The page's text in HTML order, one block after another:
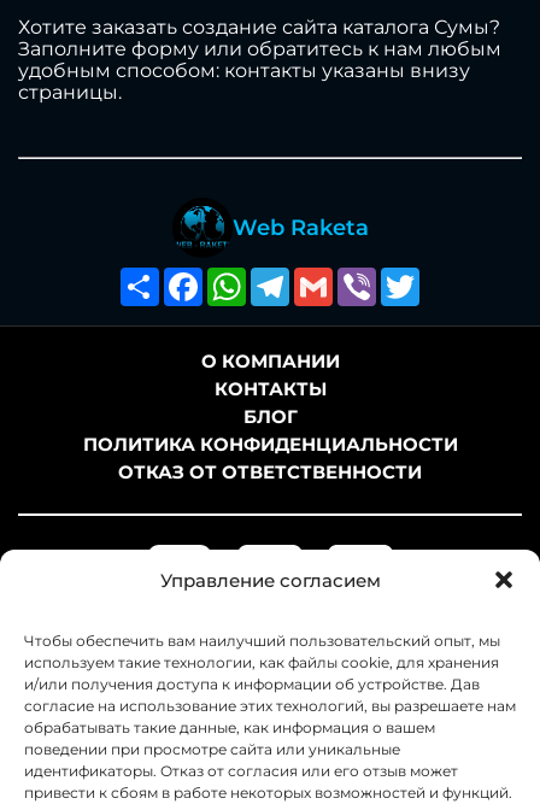
Управление согласием
Чтобы обеспечить вам наилучший пользовательский опыт, мы
используем такие технологии, как файлы cookie, для хранения
и/или получения доступа к информации об устройстве. Дав
согласие на использование этих технологий, вы разрешаете нам
обрабатывать такие данные, как информация о вашем
поведении при просмотре сайта или уникальные
идентификаторы. Отказ от согласия или его отзыв может
привести к сбоям в работе некоторых возможностей и функций.
Хотите заказать создание сайта каталога Сумы?
Заполните форму или обратитесь к нам любым
удобным способом: контакты указаны внизу
страницы.
Web Raketa
Поширити
FacebookWhatsApp
Telegram
GmailViber
О КОМПАНИИ
КОНТАКТЫ
БЛОГ
ПОЛИТИКА КОНФИДЕНЦИАЛЬНОСТИ
ОТКАЗ ОТ ОТВЕТСТВЕННОСТИ